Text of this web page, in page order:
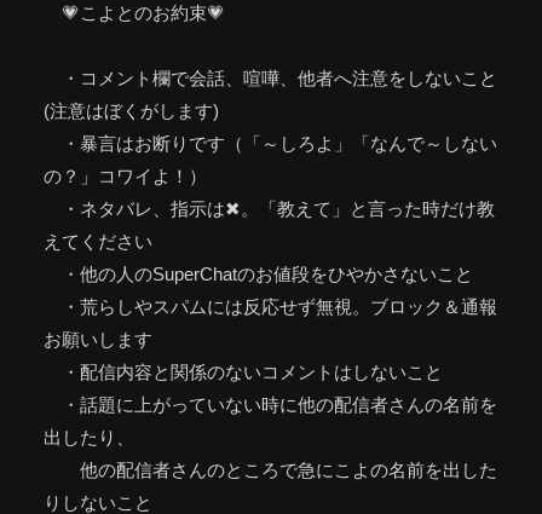
💗こよとのお約束💗
・コメント欄で会話、喧嘩、他者へ注意をしないこと
(注意はぼくがします)
・暴言はお断りです（「～しろよ」「なんで～しない
の？」コワイよ！）
・ネタバレ、指示は✖。「教えて」と言った時だけ教
えてください
・他の人のSuperChatのお値段をひやかさないこと
・荒らしやスパムには反応せず無視。ブロック＆通報
お願いします
・配信内容と関係のないコメントはしないこと
・話題に上がっていない時に他の配信者さんの名前を
出したり、
他の配信者さんのところで急にこよの名前を出した
りしないこと